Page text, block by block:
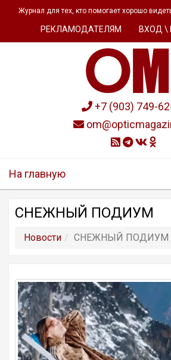
Журнал для тех, кто помогает хорошо
РЕКЛАМОДАТЕЛЯМ ВХОД \
+7 (903) 749-
На главную
СНЕЖНЫЙ ПОДИУМ
Новости СНЕЖНЫЙ ПОДИУМ